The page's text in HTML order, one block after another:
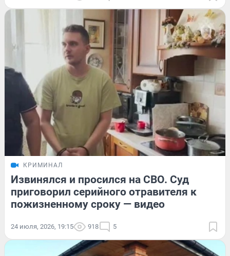
КРИМИНАЛ
Извинялся и просился на СВО. Суд
приговорил серийного отравителя к
пожизненному сроку — видео
24 июля, 2026, 19:15 918 5